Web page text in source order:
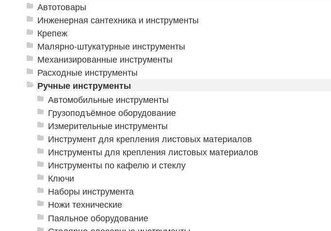
Автотовары
Инженерная сантехника и инструменты
Крепеж
Малярно-штукатурные инструменты
Механизированные инструменты
Расходные инструменты
Ручные инструменты
Автомобильные инструменты
Грузоподъёмное оборудование
Измерительные инструменты
Инструмент для крепления листовых материалов
Инструменты для крепления листовых материалов
Инструменты по кафелю и стеклу
Ключи
Наборы инструмента
Ножи технические
Паяльное оборудование